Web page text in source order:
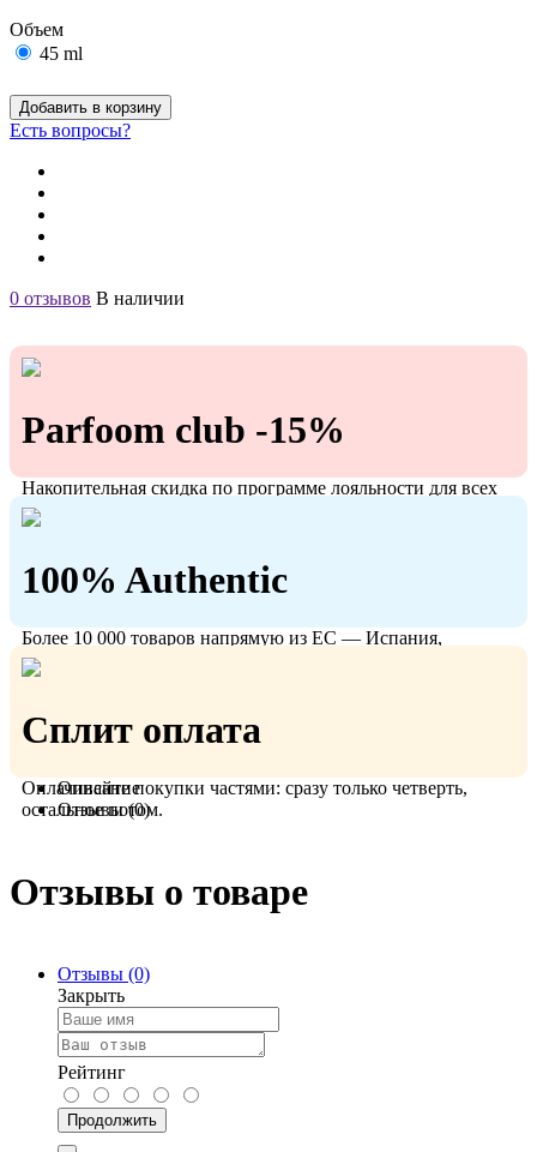
Объем
45 ml
Добавить в корзину
Есть вопросы?
0 отзывов В наличии
Parfoom club -15%
Накопительная скидка по программе лояльности для всех
кто с нами!
100% Authentic
Более 10 000 товаров напрямую из ЕС — Испания,
Польша, Германия.
Сплит оплата
Оплачивайте покупки частями: сразу только четверть,
остальное потом.
Описание
Отзывы (0)
Отзывы о товаре
Отзывы (0)
Закрыть
Рейтинг
Продолжить